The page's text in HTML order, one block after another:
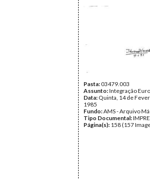
Pasta:03479.003
Assunto:Integração
Data: Quinta, 14 de
1985
Fundo:AMS - Arquivo
Tipo Documental:
Página(s): 158 (157